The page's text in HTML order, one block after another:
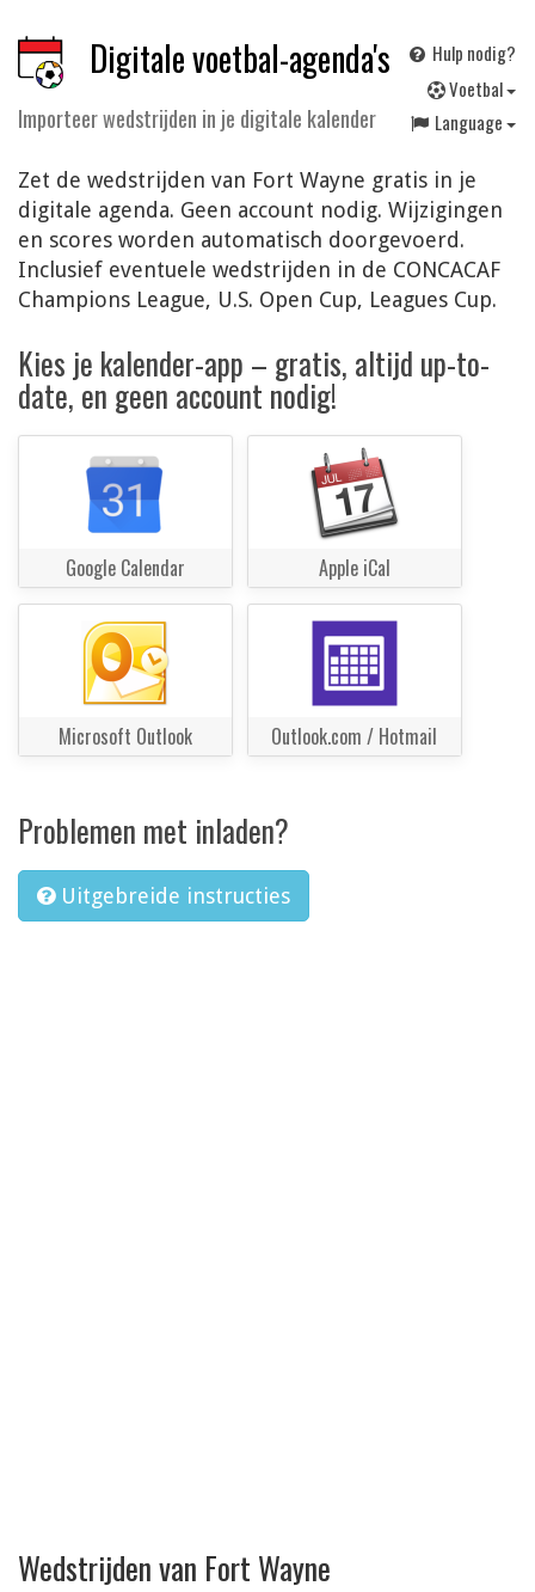
Digitale voetbal-agenda's
Importeer wedstrijden in je digitale kalender
Hulp nodig?
Voetbal
Language
Zet de wedstrijden van Fort Wayne gratis in je
digitale agenda. Geen account nodig. Wijzigingen
en scores worden automatisch doorgevoerd.
Inclusief eventuele wedstrijden in de CONCACAF
Champions League, U.S. Open Cup, Leagues Cup.
Kies je kalender-app – gratis, altijd up-to-
date, en geen account nodig!
Google Calendar Apple iCal
Microsoft Outlook Outlook.com / Hotmail
Problemen met inladen?
Uitgebreide instructies
Wedstrijden van Fort Wayne